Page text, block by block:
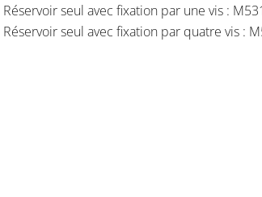
Réservoir seul avec fixation par une vis :
Réservoir seul avec fixation par quatre vis :